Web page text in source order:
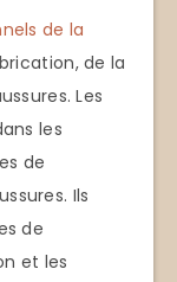
de la
de la
Les
les
de
Ils
de
et les